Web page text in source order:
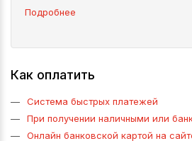
Подробнее
Как оплатить
Система быстрых платежей
При получении наличными или
Онлайн банковской картой на